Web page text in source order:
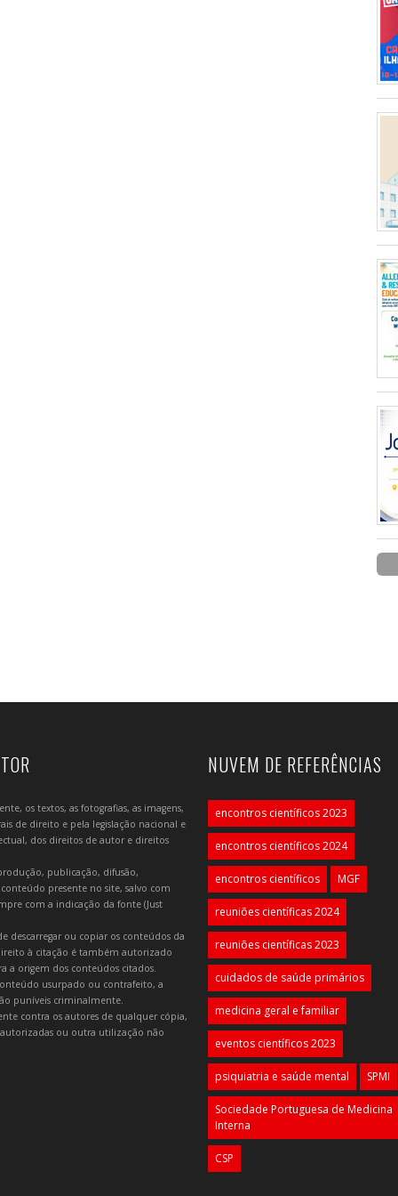
os textos, as fotografias, as imagens,
de direito e pela legislação nacional e
dos direitos de autor e direitos
publicação, difusão,
presente no site, salvo com
com a indicação da fonte (Just
ou copiar os conteúdos da
à citação é também autorizado
a origem dos conteúdos citados.
usurpado ou contrafeito, a
puníveis criminalmente.
contra os autores de qualquer cópia,
ou outra utilização não
NUVEM DE REFERÊNCIAS
encontros científicos 2023
encontros científicos 2024
encontros científicos MGF
reuniões científicas 2024
reuniões científicas 2023
cuidados de saúde primários
medicina geral e familiar
eventos científicos 2023
psiquiatria e saúde mental SPMI
Sociedade Portuguesa de Medicina
Interna
CSP